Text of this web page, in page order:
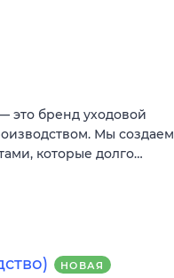
это бренд уходовой
Мы создаем
которые долго…
НОВАЯ